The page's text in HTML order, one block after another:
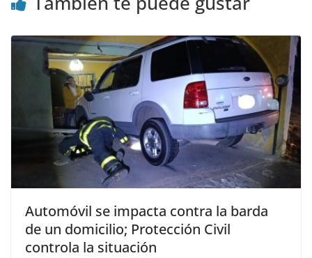
Automóvil se impacta contra la barda
de un domicilio; Protección Civil
controla la situación